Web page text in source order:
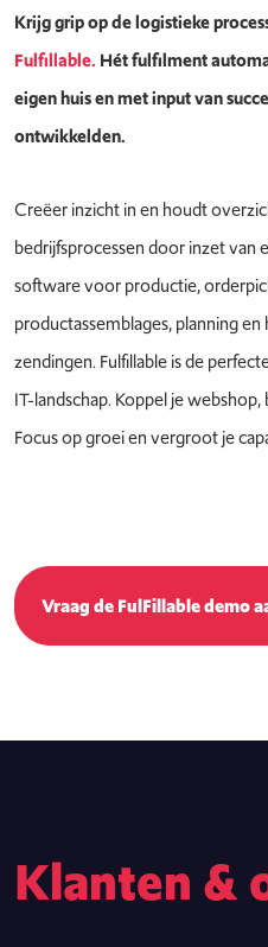
Krijg grip op de logistieke
Fulfillable. Hét fulfilment
eigen huis en met input van
ontwikkelden.
Creëer inzicht in en houdt
bedrijfsprocessen door inzet van
software voor productie,
productassemblages, planning
zendingen. Fulfillable is de
IT-landschap. Koppel je
Focus op groei en vergroot je
Vraag de FulFillable demo
Klanten &